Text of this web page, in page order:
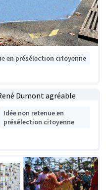
en présélection citoyenne
Idée non retenue en
présélection citoyenne